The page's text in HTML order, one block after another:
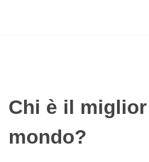
Chi è il
mondo?